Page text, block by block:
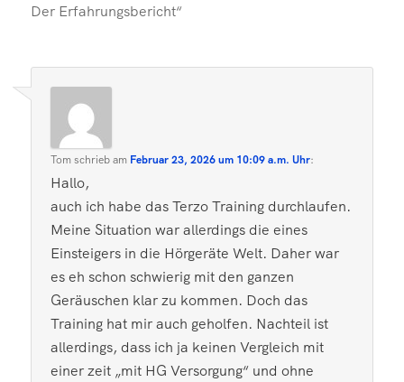
Der Erfahrungsbericht“
Tomschriebam Februar 23, 2026 um 10:09 a.m. Uhr:
Hallo,
auch ich habe das Terzo Training durchlaufen.
Meine Situation war allerdings die eines
Einsteigers in die Hörgeräte Welt. Daher war
es eh schon schwierig mit den ganzen
Geräuschen klar zu kommen. Doch das
Training hat mir auch geholfen. Nachteil ist
allerdings, dass ich ja keinen Vergleich mit
einer zeit „mit HG Versorgung“ und ohne